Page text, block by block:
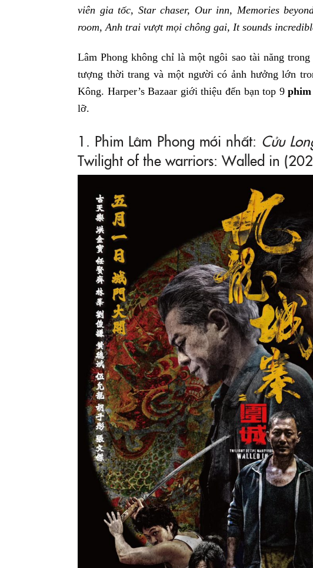
viên gia tốc, Star chaser, Our inn, Memories
room, Anh trai vượt mọi chông gai, It sounds
Lâm Phong không chỉ là một ngôi sao tài năng
tượng thời trang và một người có ảnh hưởng lớn
Kông. Harper’s Bazaar giới thiệu đến bạn top 9
lỡ.
1. Phim Lâm Phong mới nhất: Cửu
Twilight of the warriors: Walled in